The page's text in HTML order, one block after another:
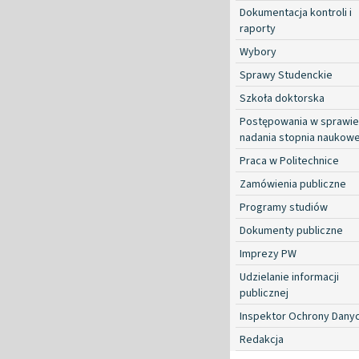
Dokumentacja kontroli i
raporty
Wybory
Sprawy Studenckie
Szkoła doktorska
Postępowania w sprawie
nadania stopnia
Praca w Politechnice
Zamówienia publiczne
Programy studiów
Dokumenty publiczne
Imprezy PW
Udzielanie informacji
publicznej
Inspektor Ochrony
Redakcja